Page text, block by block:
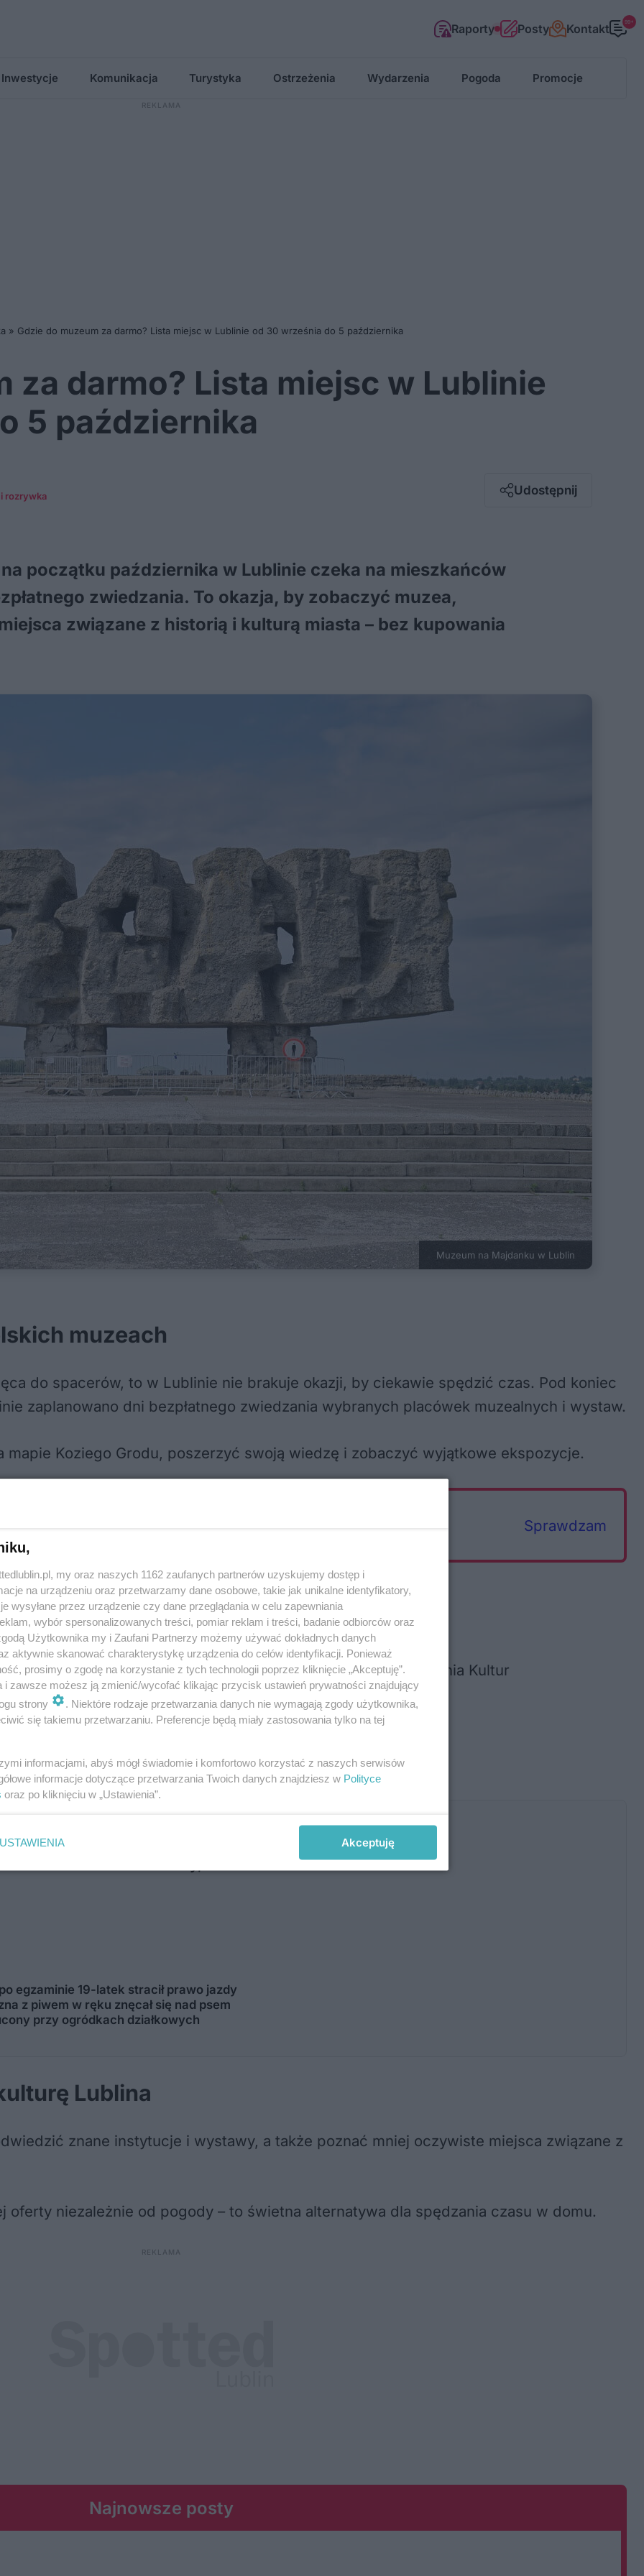
Raporty Posty Kontakt 99+
Inwestycje Komunikacja Turystyka Ostrzeżenia Wydarzenia Pogoda Promocje
» Gdzie do muzeum za darmo? Lista miejsc w Lublinie od 30 września do 5 października
za darmo? Lista miejsc w Lublinie
5 października
rozrywka Udostępnij
Messenger
początku października w Lublinie czeka na mieszkańców
zwiedzania. To okazja, by zobaczyć muzea,
związane z historią i kulturą miasta – bez kupowania
Muzeum na Majdanku w Lublin
muzeach
do spacerów, to w Lublinie nie brakuje okazji, by ciekawie spędzić czas. Pod koniec
zaplanowano dni bezpłatnego zwiedzania wybranych placówek muzealnych i wystaw.
mapie Koziego Grodu, poszerzyć swoją wiedzę i zobaczyć wyjątkowe ekspozycje.
mieszkańcy Lublina Sprawdzam
harmonogram
Lublina, Muzeum Martyrologii „Pod Zegarem”
Drążka„Ziemia, kolor, dziedzictwo”w Centrum Spotkania Kultur
oo. dominikanów
Pola, Muzeum Józefa Czechowicza
na Majdanku (
Pauliny Garbiec„Zniknę”w Warsztatach Kultury
kontrolerów biletów. Wiemy, ile można zarobić
egzaminie 19-latek stracił prawo jazdy
z piwem w ręku znęcał się nad psem
przy ogródkach działkowych
Lublina
znane instytucje i wystawy, a także poznać mniej oczywiste miejsca związane z
oferty niezależnie od pogody – to świetna alternatywa dla spędzania czasu w domu.
Najnowsze posty
my oraz naszych 1162 zaufanych partnerów uzyskujemy dostęp i
na urządzeniu oraz przetwarzamy dane osobowe, takie jak unikalne identyfikatory,
wysyłane przez urządzenie czy dane przeglądania w celu zapewniania
wybór spersonalizowanych treści, pomiar reklam i treści, badanie odbiorców oraz
Użytkownika my i Zaufani Partnerzy możemy używać dokładnych danych
aktywnie skanować charakterystykę urządzenia do celów identyfikacji. Ponieważ
prosimy o zgodę na korzystanie z tych technologii poprzez kliknięcie „Akceptuję”.
i zawsze możesz ją zmienić/wycofać klikając przycisk ustawień prywatności znajdujący
strony
. Niektóre rodzaje przetwarzania danych nie wymagają zgody użytkownika,
się takiemu przetwarzaniu. Preferencje będą miały zastosowania tylko na tej
informacjami, abyś mógł świadomie i komfortowo korzystać z naszych serwisów
informacje dotyczące przetwarzania Twoich danych znajdziesz w Polityce
oraz po kliknięciu w „Ustawienia”.
USTAWIENIA Akceptuję